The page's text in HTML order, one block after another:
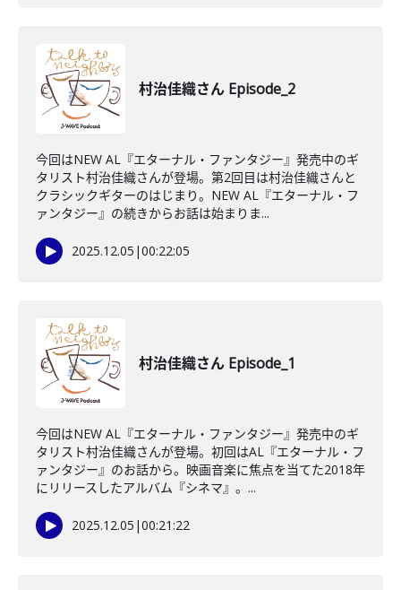
村治佳織さん Episode_2
今回はNEW AL『エターナル・ファンタジー』発売中のギ
タリスト村治佳織さんが登場。第2回目は村治佳織さんと
クラシックギターのはじまり。NEW AL『エターナル・フ
ァンタジー』の続きからお話は始まりま...
2025.12.05 |00:22:05
村治佳織さん Episode_1
今回はNEW AL『エターナル・ファンタジー』発売中のギ
タリスト村治佳織さんが登場。初回はAL『エターナル・フ
ァンタジー』のお話から。映画音楽に焦点を当てた2018年
にリリースしたアルバム『シネマ』。...
2025.12.05 |00:21:22